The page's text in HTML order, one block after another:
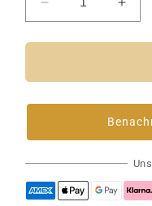
Verringere
die
Menge
Anderson
Phase
3
90%
die
Gary
3
90%